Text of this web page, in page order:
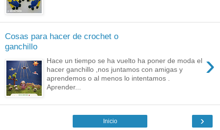
Cosas para hacer de crochet o
ganchillo
›
Hace un tiempo se ha vuelto ha poner de moda el
hacer ganchillo ,nos juntamos con amigas y
aprendemos o al menos lo intentamos .
Aprender...
›
Inicio